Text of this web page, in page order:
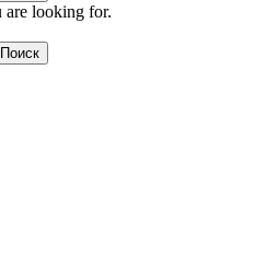
are looking for.
Поиск